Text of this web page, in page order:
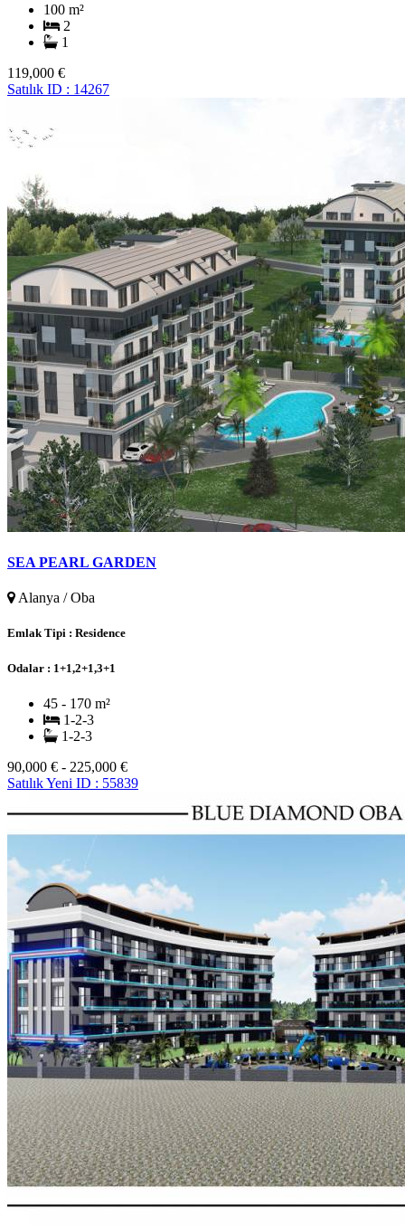
100 m²
2
1
119,000 €
Satılık ID : 14267
SEA PEARL GARDEN
Alanya / Oba
Emlak Tipi : Residence
Odalar : 1+1,2+1,3+1
45 - 170 m²
1-2-3
1-2-3
90,000 € - 225,000 €
SatılıkYeni ID : 55839